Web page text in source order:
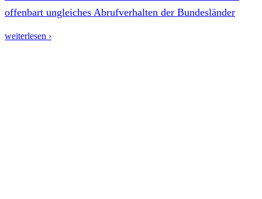
offenbart ungleiches Abrufverhalten der Bundesländer
weiterlesen ›